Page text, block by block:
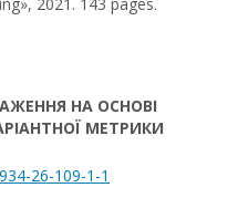
НА ОСНОВІ
МЕТРИКИ
26-109-1-1